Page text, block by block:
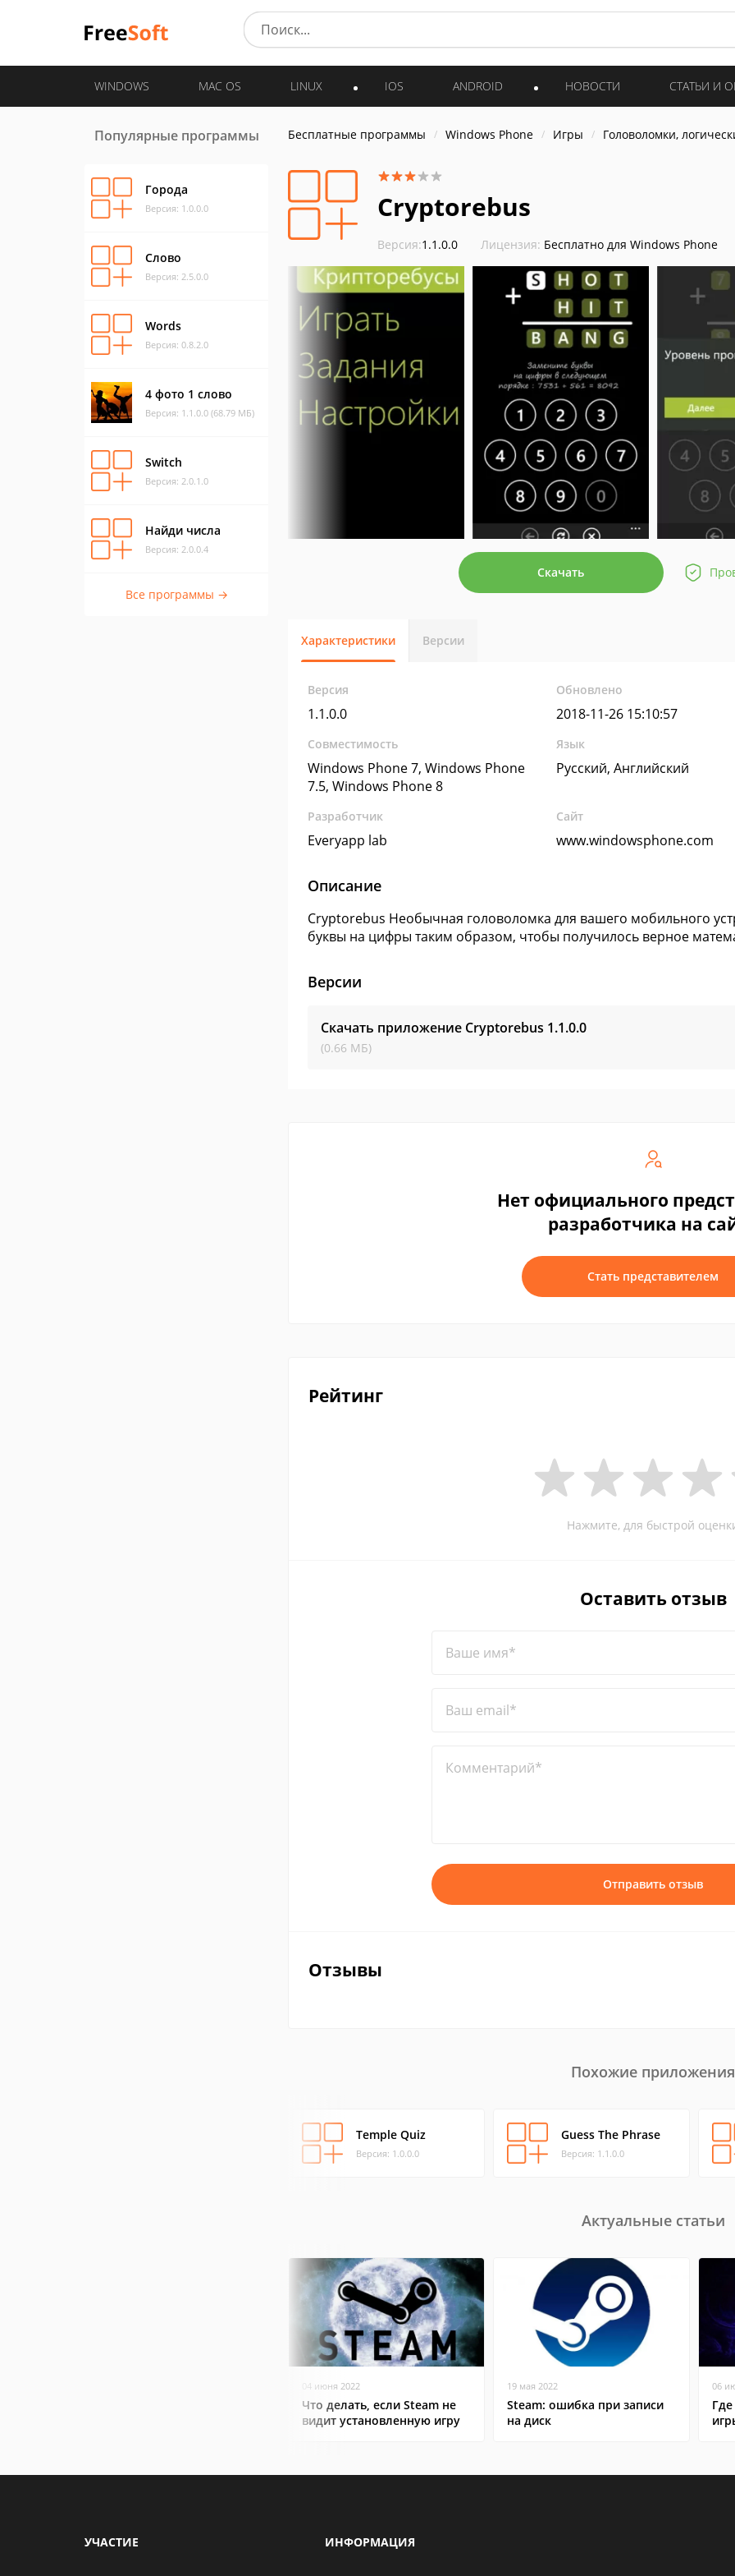
WINDOWS MAC OS LINUX IOS ANDROID НОВОСТИ СТАТЬИ И
Популярные программы
Города
Версия: 1.0.0.0
Слово
Версия: 2.5.0.0
Words
Версия: 0.8.2.0
4 фото 1 слово
Версия: 1.1.0.0 (68.79 МБ)
Switch
Версия: 2.0.1.0
Найди числа
Версия: 2.0.0.4
Все программы →
Бесплатные программы Windows Phone Игры Головоломки,
Cryptorebus
Версия:1.1.0.0 Лицензия: Бесплатно для Windows Phone
Скачать
Характеристики Версии
Версия
1.1.0.0
Обновлено
2018-11-26 15:10:57
Совместимость
Windows Phone 7, Windows Phone
7.5, Windows Phone 8
Язык
Русский, Английский
Разработчик
Everyapp lab
Сайт
www.windowsphone.com
Описание
Cryptorebus Необычная головоломка для вашего мобильного
буквы на цифры таким образом, чтобы получилось верное
Версии
Скачать приложение Cryptorebus 1.1.0.0
(0.66 МБ)
Нет официального
разработчика на
Стать представителем
Рейтинг
Нажмите, для быстрой
Оставить отзыв
Ваше имя*
Ваш email*
Комментарий*
Отправить отзыв
Отзывы
Похожие приложения
Temple Quiz
Версия: 1.0.0.0
Guess The Phrase
Версия: 1.1.0.0
Актуальные статьи
04 июня 2022
Что делать, если Steam не
видит установленную игру
19 мая 2022
Steam: ошибка при записи
на диск
06
УЧАСТИЕ ИНФОРМАЦИЯ